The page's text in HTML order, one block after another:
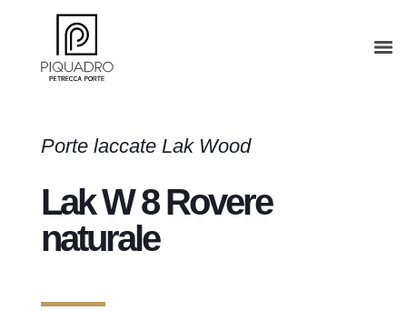
Porte laccate Lak Wood
Lak W 8 Rovere
naturale